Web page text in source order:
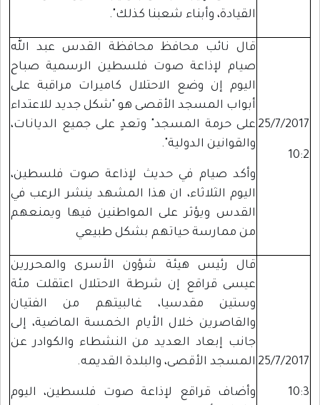
القيادة، وأبناء شعبنا كذلك".
25/7/2017
10:2
قال نائب محافظ محافظة القدس عبد الله
صيام لإذاعة صوت فلسطين الرسمية صباح
اليوم إن وضع الاحتلال كاميرات مراقبة على
أبواب المسجد الأقصى هو "شكل جديد للاعتداء
على حرمة المسجد" وتعدٍ على جميع الديانات،
والقوانين الدولية".
وأكد صيام في حديث لإذاعة صوت فلسطين،
اليوم الثلاثاء، ان هذا المشهد ينشر الرعب في
القدس ويؤثر على المواطنين فيها ويمنعهم
من ممارسة حياتهم بشكل طبيعي
25/7/2017
10:3
قال رئيس هيئة شؤون الأسرى والمحررين
عيسى قراقع إن شرطة الاحتلال اعتقلت مئة
وستين مقدسيا، غالبيتهم من الفتيان
والقاصرين خلال الأيام الخمسة الماضية، إلى
جانب إبعاد العديد من النشطاء والكوادر عن
المسجد الأقصى، والبلدة القديمه.
وأضاف قراقع لإذاعة صوت فلسطين، اليوم